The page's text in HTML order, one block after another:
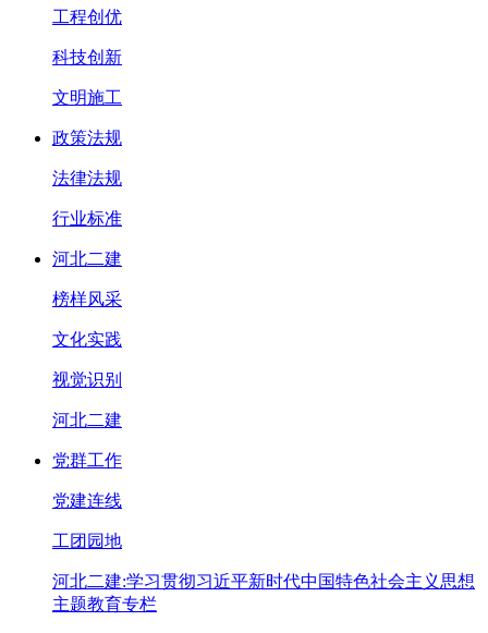
工程创优
科技创新
文明施工
政策法规
法律法规
行业标准
河北二建
榜样风采
文化实践
视觉识别
河北二建
党群工作
党建连线
工团园地
河北二建:学习贯彻习近平新时代中国特色社会主义思想
主题教育专栏